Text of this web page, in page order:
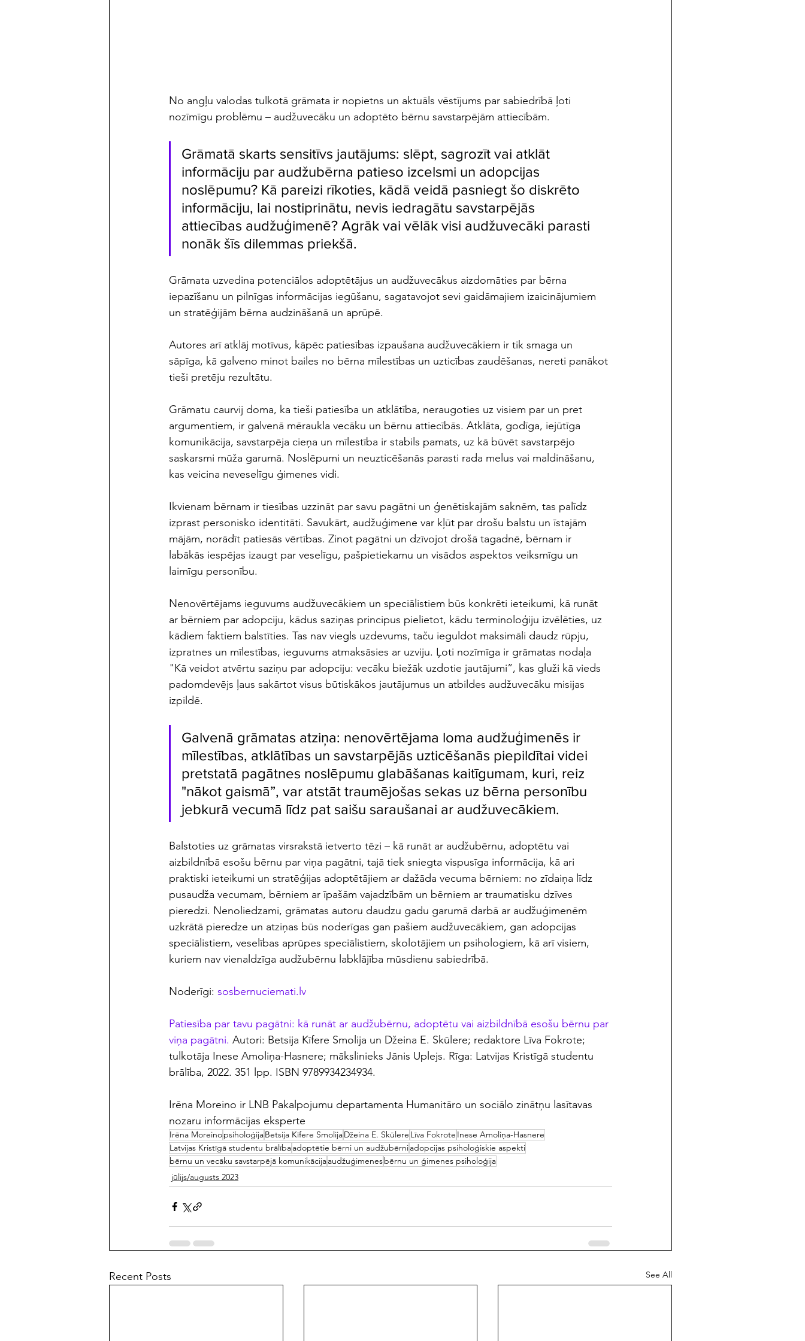
No angļu valodas tulkotā grāmata ir nopietns un aktuāls vēstījums par sabiedrībā ļoti
nozīmīgu problēmu – audžuvecāku un adoptēto bērnu savstarpējām attiecībām.
Grāmatā skarts sensitīvs jautājums: slēpt, sagrozīt vai atklāt
informāciju par audžubērna patieso izcelsmi un adopcijas
noslēpumu? Kā pareizi rīkoties, kādā veidā pasniegt šo diskrēto
informāciju, lai nostiprinātu, nevis iedragātu savstarpējās
attiecības audžuģimenē? Agrāk vai vēlāk visi audžuvecāki parasti
nonāk šīs dilemmas priekšā.
Grāmata uzvedina potenciālos adoptētājus un audžuvecākus aizdomāties par bērna
iepazīšanu un pilnīgas informācijas iegūšanu, sagatavojot sevi gaidāmajiem izaicinājumiem
un stratēģijām bērna audzināšanā un aprūpē.
Autores arī atklāj motīvus, kāpēc patiesības izpaušana audžuvecākiem ir tik smaga un
sāpīga, kā galveno minot bailes no bērna mīlestības un uzticības zaudēšanas, nereti panākot
tieši pretēju rezultātu.
Grāmatu caurvij doma, ka tieši patiesība un atklātība, neraugoties uz visiem par un pret
argumentiem, ir galvenā mēraukla vecāku un bērnu attiecībās. Atklāta, godīga, iejūtīga
komunikācija, savstarpēja cieņa un mīlestība ir stabils pamats, uz kā būvēt savstarpējo
saskarsmi mūža garumā. Noslēpumi un neuzticēšanās parasti rada melus vai maldināšanu,
kas veicina neveselīgu ģimenes vidi.
Ikvienam bērnam ir tiesības uzzināt par savu pagātni un ģenētiskajām saknēm, tas palīdz
izprast personisko identitāti. Savukārt, audžuģimene var kļūt par drošu balstu un īstajām
mājām, norādīt patiesās vērtības. Zinot pagātni un dzīvojot drošā tagadnē, bērnam ir
labākās iespējas izaugt par veselīgu, pašpietiekamu un visādos aspektos veiksmīgu un
laimīgu personību.
Nenovērtējams ieguvums audžuvecākiem un speciālistiem būs konkrēti ieteikumi, kā runāt
ar bērniem par adopciju, kādus saziņas principus pielietot, kādu terminoloģiju izvēlēties, uz
kādiem faktiem balstīties. Tas nav viegls uzdevums, taču ieguldot maksimāli daudz rūpju,
izpratnes un mīlestības, ieguvums atmaksāsies ar uzviju. Ļoti nozīmīga ir grāmatas nodaļa
"Kā veidot atvērtu saziņu par adopciju: vecāku biežāk uzdotie jautājumi”, kas gluži kā vieds
padomdevējs ļaus sakārtot visus būtiskākos jautājumus un atbildes audžuvecāku misijas
izpildē.
Galvenā grāmatas atziņa: nenovērtējama loma audžuģimenēs ir
mīlestības, atklātības un savstarpējās uzticēšanās piepildītai videi
pretstatā pagātnes noslēpumu glabāšanas kaitīgumam, kuri, reiz
"nākot gaismā”, var atstāt traumējošas sekas uz bērna personību
jebkurā vecumā līdz pat saišu saraušanai ar audžuvecākiem.
Balstoties uz grāmatas virsrakstā ietverto tēzi – kā runāt ar audžubērnu, adoptētu vai
aizbildnībā esošu bērnu par viņa pagātni, tajā tiek sniegta vispusīga informācija, kā ari
praktiski ieteikumi un stratēģijas adoptētājiem ar dažāda vecuma bērniem: no zīdaiņa līdz
pusaudža vecumam, bērniem ar īpašām vajadzībām un bērniem ar traumatisku dzīves
pieredzi. Nenoliedzami, grāmatas autoru daudzu gadu garumā darbā ar audžuģimenēm
uzkrātā pieredze un atziņas būs noderīgas gan pašiem audžuvecākiem, gan adopcijas
speciālistiem, veselības aprūpes speciālistiem, skolotājiem un psihologiem, kā arī visiem,
kuriem nav vienaldzīga audžubērnu labklājība mūsdienu sabiedrībā.
Noderīgi: sosbernuciemati.lv
Patiesība par tavu pagātni: kā runāt ar audžubērnu, adoptētu vai aizbildnībā esošu bērnu par
viņa pagātni. Autori: Betsija Kīfere Smolija un Džeina E. Skūlere; redaktore Līva Fokrote;
tulkotāja Inese Amoliņa-Hasnere; mākslinieks Jānis Uplejs. Rīga: Latvijas Kristīgā studentu
brālība, 2022. 351 lpp. ISBN 9789934234934.
Irēna Moreino ir LNB Pakalpojumu departamenta Humanitāro un sociālo zinātņu lasītavas
nozaru informācijas eksperte
Irēna MoreinopsiholoģijaBetsija Kīfere SmolijaDžeina E. Skūlere Līva Fokrote Inese Amoliņa-Hasnere
Latvijas Kristīgā studentu brālībaadoptētie bērni un audžubērniadopcijas psiholoģiskie aspekti
bērnu un vecāku savstarpējā komunikācijaaudžuģimenesbērnu un ģimenes psiholoģija
jūlijs/augusts 2023
Recent Posts See All